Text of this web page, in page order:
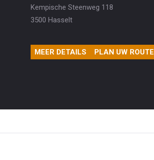
Kempische Steenweg 118
3500 Hasselt
MEER DETAILS PLAN UW ROUTE